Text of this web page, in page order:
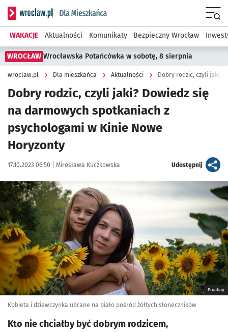
Serwis informacyjny wroclaw.pl podserwis: Dla mieszkańca
WAKACJE Aktualności Komunikaty Bezpieczny Wrocław
WROCŁAW Wrocławska Potańcówka w sobotę, 8 sierpnia
wroclaw.pl Dla mieszkańca Aktualności
Dobry rodzic, czyli jaki? Dowiedz się
na darmowych spotkaniach z
psychologami w Kinie Nowe
Horyzonty
Data publikacji:
17.10.2023 06:50 | Autor:
Mirosława Kuczkowska Udostępnijartykuł
Kliknij, aby powiększyć
Pixabay
Kobieta i dziewczynka ubrane na biało pośród żółtych słoneczników
Kto nie chciałby być dobrym rodzicem,